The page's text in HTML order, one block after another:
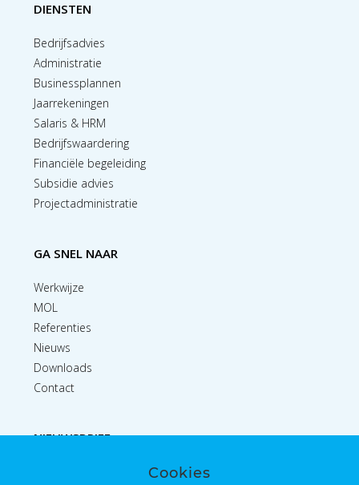
DIENSTEN
Bedrijfsadvies
Administratie
Businessplannen
Jaarrekeningen
Salaris & HRM
Bedrijfswaardering
Financiële begeleiding
Subsidie advies
Projectadministratie
GA SNEL NAAR
Werkwijze
MOL
Referenties
Nieuws
Downloads
Contact
NIEUWSBRIEF
Cookies